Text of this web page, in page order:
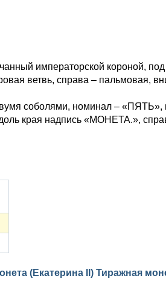
императорской короной,
ветвь, справа – пальмовая,
соболями, номинал –
края надпись «МОНЕТА.»,
(Екатерина II) Тиражная